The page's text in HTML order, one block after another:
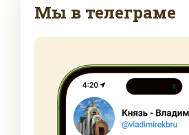
Мы в телеграме